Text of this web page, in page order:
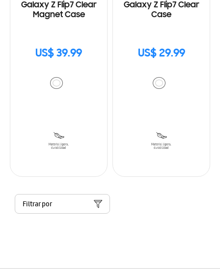
Galaxy Z Flip7 Clear
Magnet Case
US$ 39.99
Galaxy Z Flip7 Clear
Case
US$ 29.99
Filtrar por